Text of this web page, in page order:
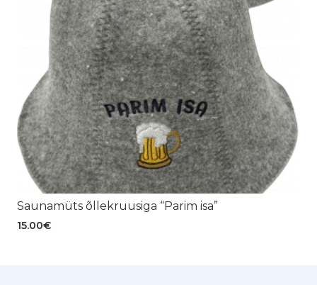
Saunamüts õllekruusiga “Parim isa”
15.00€